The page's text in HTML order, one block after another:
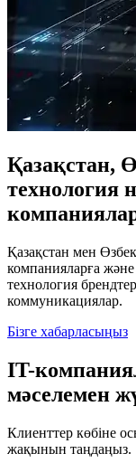
Қазақстан,
технология
Қазақстан мен
компанияларға
технология
коммуникациялар.
Бізге хабарласыңыз
IT-
мәселемен
Клиенттер көбіне
жақынын таңдаңыз.